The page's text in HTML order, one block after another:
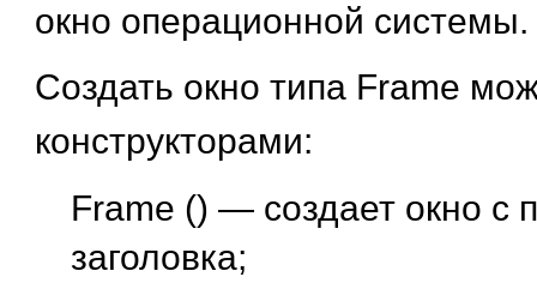
окно операционной системы.
Создать окно типа Frame
конструкторами:
Frame () — создает окно с
заголовка;